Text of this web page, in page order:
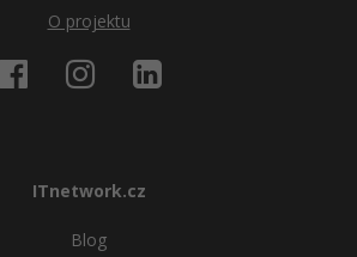
O projektu
ITnetwork.cz
Blog